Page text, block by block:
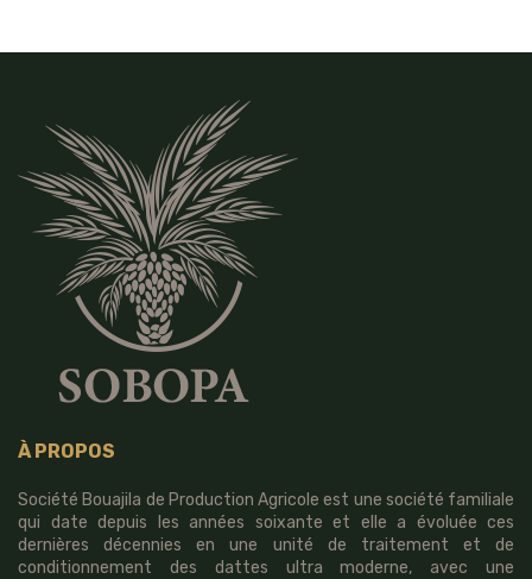
À PROPOS
Société Bouajila de Production Agricole est une société familiale
qui date depuis les années soixante et elle a évoluée ces
dernières décennies en une unité de traitement et de
conditionnement des dattes ultra moderne, avec une